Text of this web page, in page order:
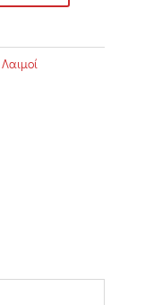
Λαιμοί